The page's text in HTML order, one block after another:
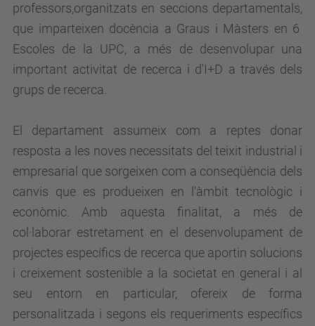
professors,organitzats en seccions departamentals,
que imparteixen docència a Graus i Màsters en 6
Escoles de la UPC, a més de desenvolupar una
important activitat de recerca i d'I+D a través dels
grups de recerca.
El departament assumeix com a reptes donar
resposta a les noves necessitats del teixit industrial i
empresarial que sorgeixen com a conseqüència dels
canvis que es produeixen en l'àmbit tecnològic i
econòmic. Amb aquesta finalitat, a més de
col·laborar estretament en el desenvolupament de
projectes específics de recerca que aportin solucions
i creixement sostenible a la societat en general i al
seu entorn en particular, ofereix de forma
personalitzada i segons els requeriments específics